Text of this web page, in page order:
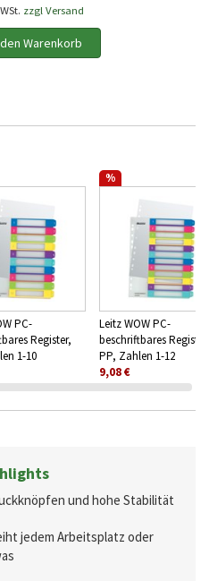
zzgl Versand
Warenkorb
PC-
Register,
1-10
%
Leitz WOW PC-
beschriftbares Register,
PP, Zahlen 1-12
9,08 €
und hohe Stabilität
jedem Arbeitsplatz oder